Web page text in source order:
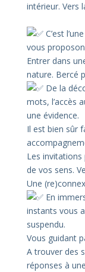
intérieur. Vers
C’est
vous
Entrer dans
nature. Bercé
De la
mots, l’accès
une évidence.
Il est bien sûr
Les invitations
de vos sens.
Une
En
instants vous
suspendu.
Vous guidant
A trouver des
réponses à